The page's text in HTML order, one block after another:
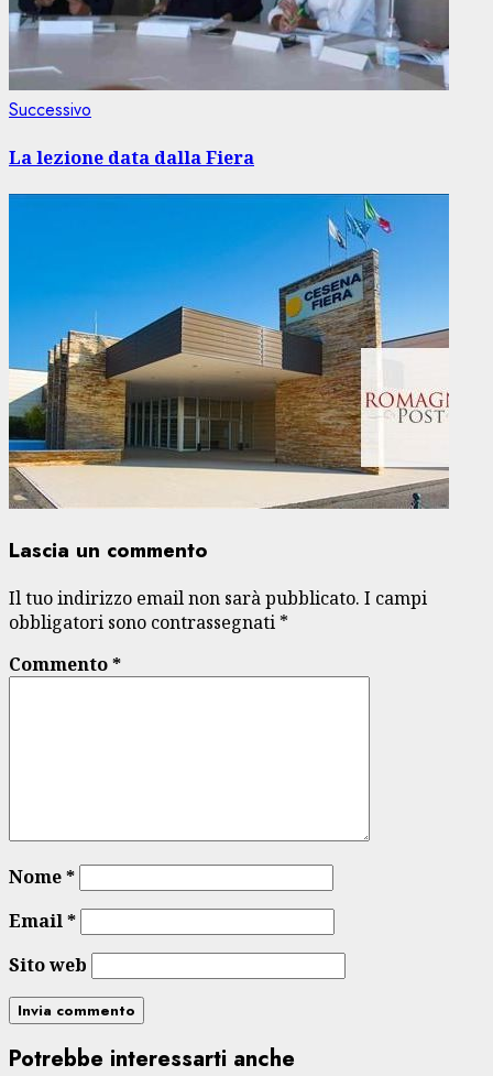
Successivo
La lezione data dalla Fiera
Lascia un commento
Il tuo indirizzo email non sarà pubblicato. I campi
obbligatori sono contrassegnati *
Commento*
Nome*
Email*
Sito web
Potrebbe interessarti anche